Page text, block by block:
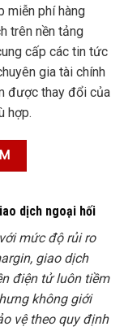
miễn phí hàng
trên nền tảng
cấp các tin tức
gia tài chính
được thay đổi của
hợp.
dịch ngoại hối
mức độ rủi ro
giao dịch
điện tử luôn tiềm
không giới
vệ theo quy định